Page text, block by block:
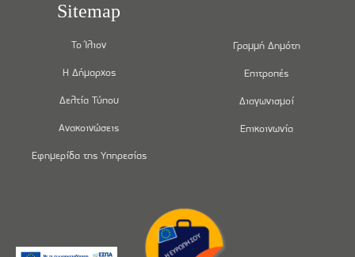
Sitemap
Το Ίλιον
Η Δήμαρχος
Δελτία Τύπου
Ανακοινώσεις
Εφημερίδα της Υπηρεσίας
Γραμμή Δημότη
Επιτροπές
Διαγωνισμοί
Επικοινωνία